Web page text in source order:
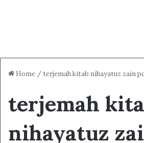
Home / terjemah kitab nihayatuz zain
terjemah
nihayatuz